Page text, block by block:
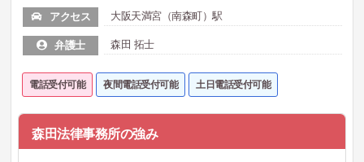
アクセス 大阪天満宮（南森町）駅
弁護士 森田 拓士
電話受付可能 夜間電話受付可能 土日電話受付可能
森田法律事務所の強み